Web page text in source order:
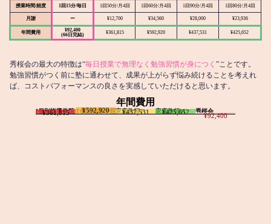
授業時間/頻度 1回15分/毎日 1回50分/月4回 1回60分/月4回 1回90分/月4回 1回80分/月4回
月謝 ー ¥12,700 ¥34,560 ¥28,000 ¥23,936
年間費用
¥92,400
(66日完結)
¥361,815 ¥592,920 ¥437,531 ¥425,652
秀桜会の最大の特徴は“毎日授業で無理なく勉強習慣が身につく ”ことです。
勉強習慣がつく前に塾に通わせて、成果が上がらず悩み続けることを考えれ
ば、コストパフォーマンスの良さを実感していただけると思います。
年間費用
I個別指導学院
¥361,815 T個別指導学院
¥592,920 家庭教師T
¥437,531 家庭教師M
¥425,652 秀桜会
¥92,400